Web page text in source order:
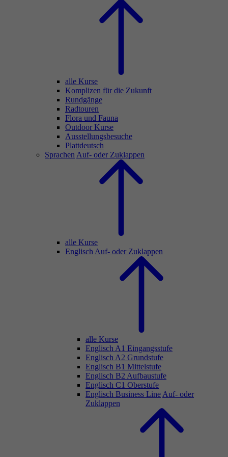
alle Kurse
Komplizen für die Zukunft
Rundgänge
Radtouren
Flora und Fauna
Outdoor Kurse
Ausstellungsbesuche
Plattdeutsch
Sprachen Auf- oder Zuklappen
alle Kurse
Englisch Auf- oder Zuklappen
alle Kurse
Englisch A1 Eingangsstufe
Englisch A2 Grundstufe
Englisch B1 Mittelstufe
Englisch B2 Aufbaustufe
Englisch C1 Oberstufe
Englisch Business Line Auf- oder
Zuklappen